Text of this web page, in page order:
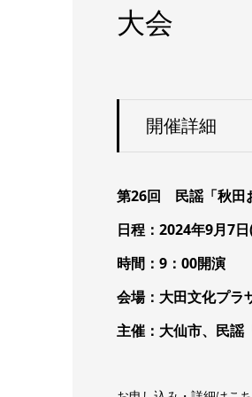
大会
開催詳細
第26回 民謡「秋田
日程：2024年9月7
時間：9：00開演
会場：大田文化プラ
主催：大仙市、民謡